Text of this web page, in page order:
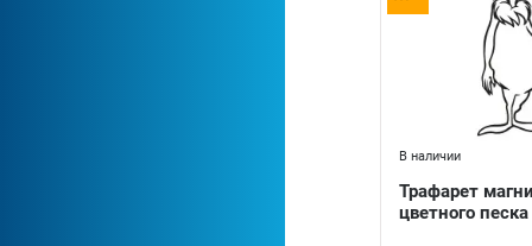
В наличии
Трафарет
цветного